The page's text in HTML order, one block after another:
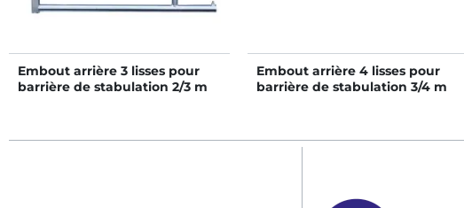
Embout arrière 3 lisses pour
barrière de stabulation 2/3 m
Embout arrière 4 lisses pour
barrière de stabulation 3/4 m